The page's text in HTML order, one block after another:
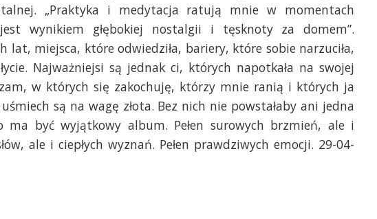
„Praktyka i medytacja ratują mnie w momentach
wynikiem głębokiej nostalgii i tęsknoty za domem”.
lat, miejsca, które odwiedziła, bariery, które sobie narzuciła,
Najważniejsi są jednak ci, których napotkała na swojej
w których się zakochuję, którzy mnie ranią i których ja
są na wagę złota. Bez nich nie powstałaby ani jedna
ma być wyjątkowy album. Pełen surowych brzmień, ale i
ale i ciepłych wyznań. Pełen prawdziwych emocji. 29-04-